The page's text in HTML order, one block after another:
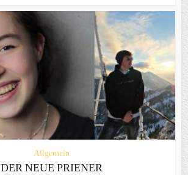
Allgemein
DER NEUE PRIENER